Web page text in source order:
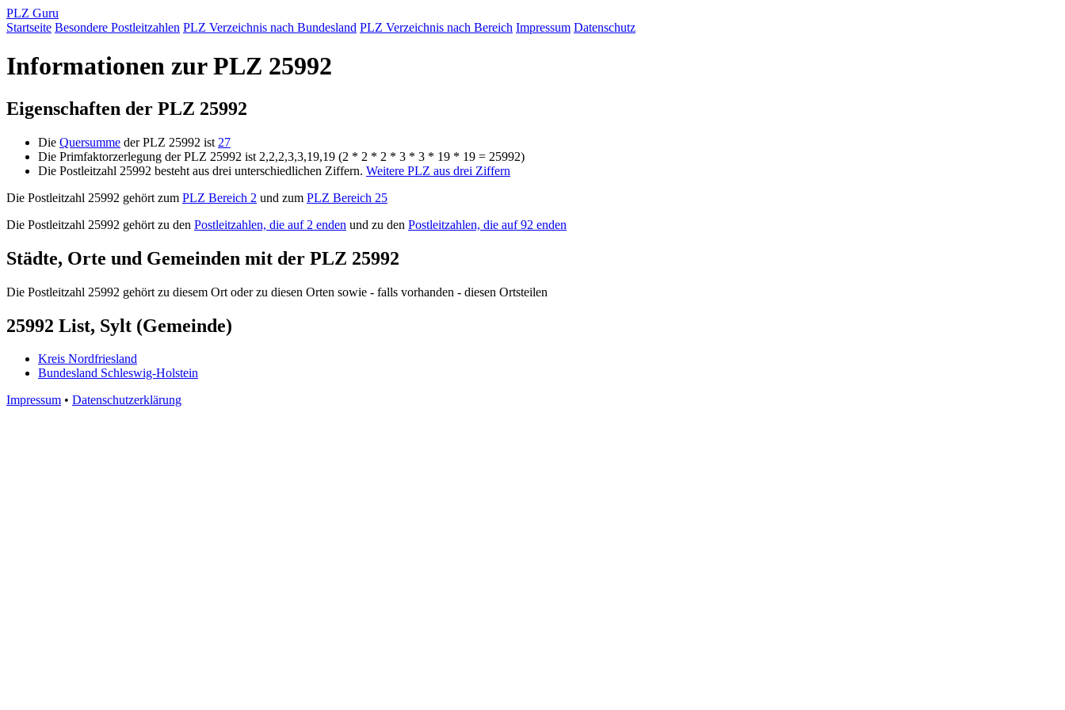
PLZ Guru
Startseite Besondere Postleitzahlen PLZ Verzeichnis nach Bundesland PLZ Verzeichnis nach Bereich Impressum Datenschutz
Informationen zur PLZ 25992
Eigenschaften der PLZ 25992
Die Quersumme der PLZ 25992 ist 27
Die Primfaktorzerlegung der PLZ 25992 ist 2,2,2,3,3,19,19 (2 * 2 * 2 * 3 * 3 * 19 * 19 = 25992)
Die Postleitzahl 25992 besteht aus drei unterschiedlichen Ziffern. Weitere PLZ aus drei Ziffern
Die Postleitzahl 25992 gehört zum PLZ Bereich 2 und zum PLZ Bereich 25
Die Postleitzahl 25992 gehört zu den Postleitzahlen, die auf 2 enden und zu den Postleitzahlen, die auf 92 enden
Städte, Orte und Gemeinden mit der PLZ 25992
Die Postleitzahl 25992 gehört zu diesem Ort oder zu diesen Orten sowie - falls vorhanden - diesen Ortsteilen
25992 List, Sylt (Gemeinde)
Kreis Nordfriesland
Bundesland Schleswig-Holstein
Impressum • Datenschutzerklärung